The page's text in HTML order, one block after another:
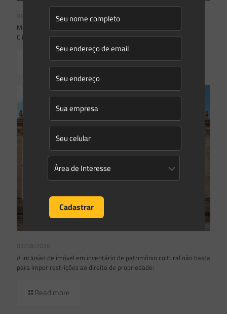
Mudanças climáticas, risco operacional e a relevância do Plano
Clima 2026 para as hidrelétricas
Read more
03/08/2026
A inclusão de imóvel em inventário de patrimônio cultural não basta
para impor restrições ao direito de propriedade:
Read more